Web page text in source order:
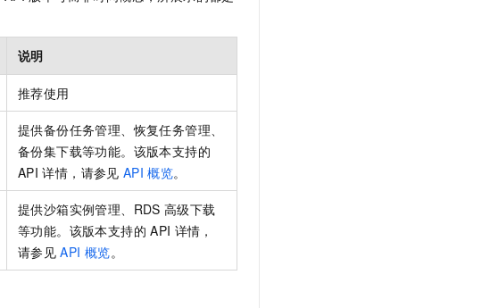
说明
推荐使用
提供备份任务管理、恢复任务管理、
备份集下载等功能。该版本支持的
API 详情，请参见 API 概览。
提供沙箱实例管理、RDS 高级下载
等功能。该版本支持的 API 详情，
请参见 API 概览。
云端极速 AI 应用创作平台
多模态数据信息提取
超强辅助，Bolt.diy 一步搞定创意建站
模板建站
定制建站
模板小程序
定制小程序
APP 开发
建站系统